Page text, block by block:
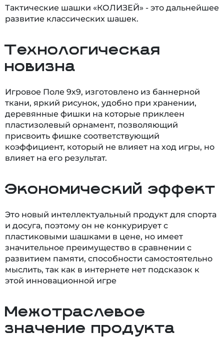
Тактические шашки «КОЛИЗЕЙ» - это дальнейшее
развитие классических шашек.
Технологическая
новизна
Игровое Поле 9х9, изготовлено из баннерной
ткани, яркий рисунок, удобно при хранении,
деревянные фишки на которые приклеен
пластизолевый орнамент, позволяющий
присвоить фишке соответствующий
коэффициент, который не влияет на ход игры, но
влияет на его результат.
Экономический эффект
Это новый интеллектуальный продукт для спорта
и досуга, поэтому он не конкурирует с
пластиковыми шашками в цене, но имеет
значительное преимущество в сравнении с
развитием памяти, способности самостоятельно
мыслить, так как в интернете нет подсказок к
этой инновационной игре
Межотраслевое
значение продукта